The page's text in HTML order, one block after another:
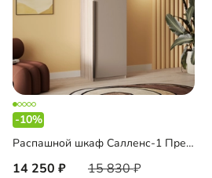
-10%
Распашной шкаф Салленс-1 Премиум
14 250 15 830